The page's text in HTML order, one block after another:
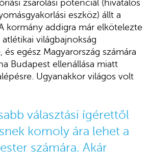
zsarolási potenciál (hivatalos
eszköz) állt a
kormány addigra már elkötelezte
világbajnokság
és egész Magyarország számára
Budapest ellenállása miatt
Ugyanakkor világos volt
választási ígérettől
komoly ára lehet a
számára. Akár